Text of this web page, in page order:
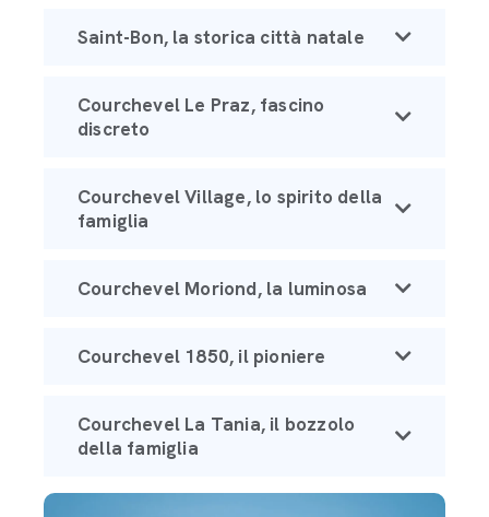
Saint-Bon, la storica città natale
Courchevel Le Praz, fascino
discreto
Courchevel Village, lo spirito della
famiglia
Courchevel Moriond, la luminosa
Courchevel 1850, il pioniere
Courchevel La Tania, il bozzolo
della famiglia